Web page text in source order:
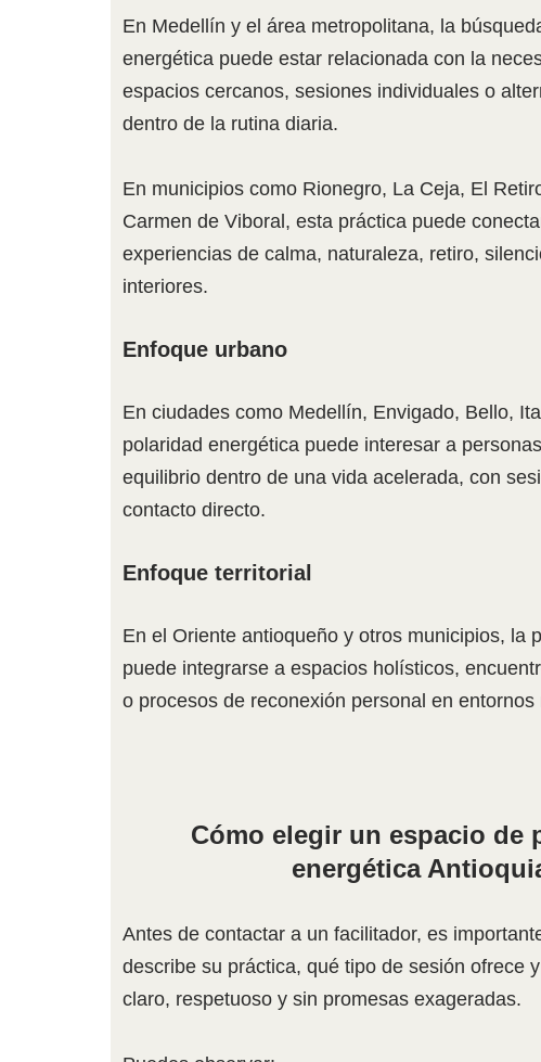
En Medellín y el área metropolitana, la
energética puede estar relacionada con la
espacios cercanos, sesiones individuales o
dentro de la rutina diaria.
En municipios como Rionegro, La Ceja, El
Carmen de Viboral, esta práctica puede
experiencias de calma, naturaleza, retiro,
interiores.
Enfoque urbano
En ciudades como Medellín, Envigado, Bello,
polaridad energética puede interesar a
equilibrio dentro de una vida acelerada, con
contacto directo.
Enfoque territorial
En el Oriente antioqueño y otros municipios, la
puede integrarse a espacios holísticos,
o procesos de reconexión personal en entornos
Cómo elegir un espacio de
energética
Antes de contactar a un facilitador, es
describe su práctica, qué tipo de sesión ofrece
claro, respetuoso y sin promesas exageradas.